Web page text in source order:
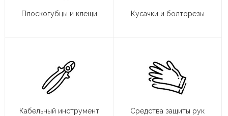
Плоскогубцы и клещи Кусачки и болторезы
Кабельный инструмент Средства защиты рук